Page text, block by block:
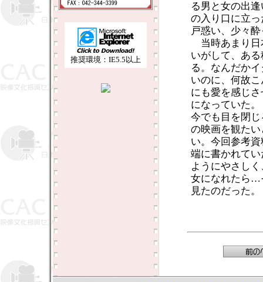
推奨環境：IE5.5以上
る男と女の出
の入り口に立
戸惑い、少々
当時あまり日
いがして、あ
る。なんだか
いのに、何故
にも愛を感じ
になっていた。
今でも目を閉
の映画を観た
い。今回参考
端に書かれて
ようにやさし
女になれたら…
見たのだった。